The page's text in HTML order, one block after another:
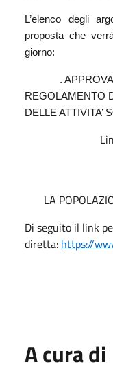
L’elenco degli
proposta che
giorno:
.
REGOLAMENTO
DELLE ATTIVITA’
LA
Di seguito il link
diretta: https://
A cura di